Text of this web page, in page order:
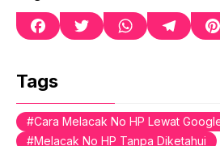
F
e
b
o
o
T
t
e
r
W
A
p
T
r
a
P
r
e
Tags
Cara Melacak No HP Lewat
Melacak No HP Tanpa Diketahui